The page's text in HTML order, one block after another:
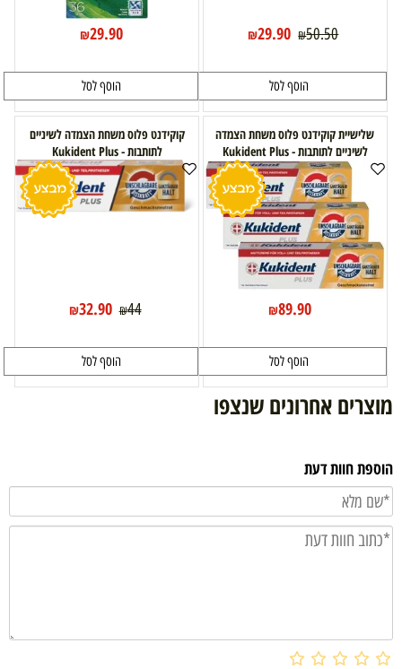
₪50.50
₪29.90
הוסף לסל
₪29.90
הוסף לסל
שלישיית קוקידנט פלוס משחת הצמדה
לשיניים לתותבות - Kukident Plus
₪89.90
הוסף לסל
קוקידנט פלוס משחת הצמדה לשיניים
לתותבות - Kukident Plus
₪44
₪32.90
הוסף לסל
מוצרים אחרונים שנצפו
הוספת חוות דעת